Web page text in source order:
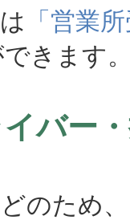
「営業
きます
イバー
のため